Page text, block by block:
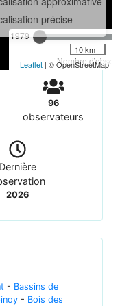
1979
Nombre
précise
10 km
Leaflet | © OpenStreetMap
96
observateurs
Dernière
2026
- Bassins de
- Bois des